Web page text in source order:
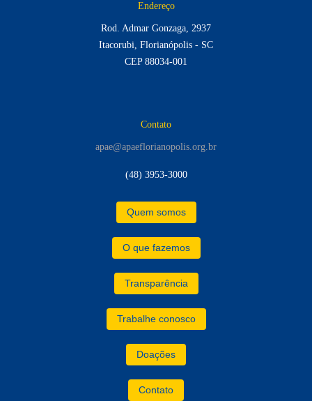
Endereço
Rod. Admar Gonzaga, 2937
Itacorubi, Florianópolis - SC
CEP 88034-001
Contato
apae@apaeflorianopolis.org.br
(48) 3953-3000
Quem somos
O que fazemos
Transparência
Trabalhe conosco
Doações
Contato